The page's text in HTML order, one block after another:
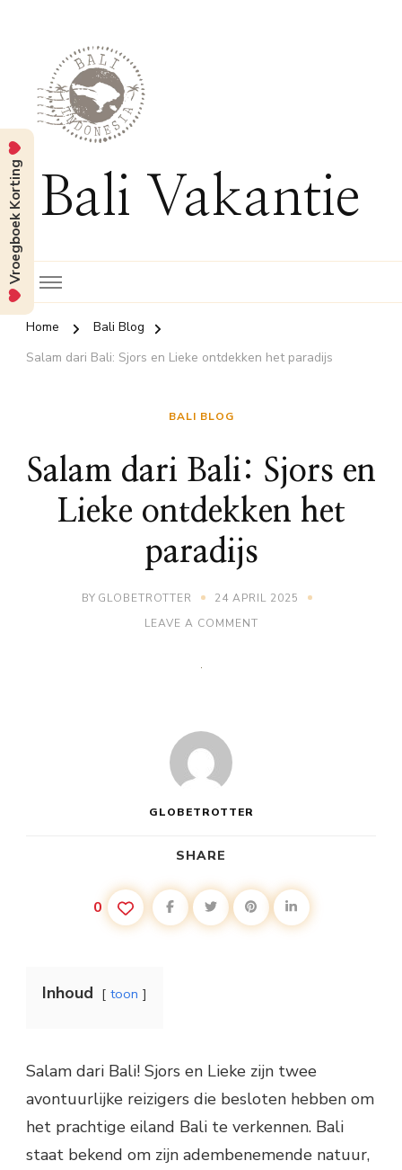
Bali Vakantie
Home
Bali Blog
Salam dari Bali: Sjors en Lieke ontdekken het paradijs
BALI BLOG
Salam dari Bali: Sjors en
Lieke ontdekken het
paradijs
BY GLOBETROTTER
24 APRIL 2025
LEAVE A COMMENTON
GLOBETROTTER
SHARE
0
Inhoud toon
Salam dari Bali! Sjors en Lieke zijn twee
avontuurlijke reizigers die besloten hebben om
het prachtige eiland Bali te verkennen. Bali
staat bekend om zijn adembenemende natuur,
Vroegboek Korting